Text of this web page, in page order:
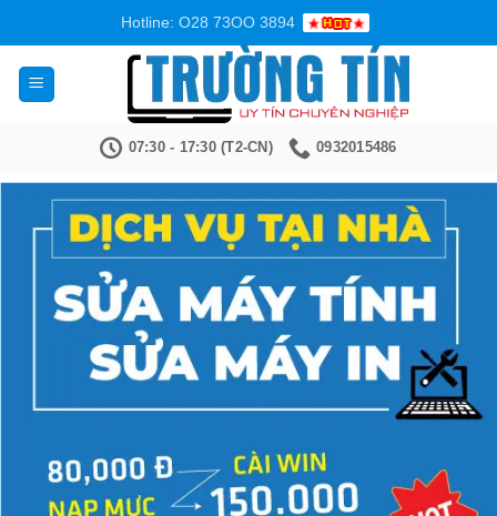
nội
dung
Hotline: O28 73OO 3894
07:30 - 17:30 (T2-CN) 0932015486